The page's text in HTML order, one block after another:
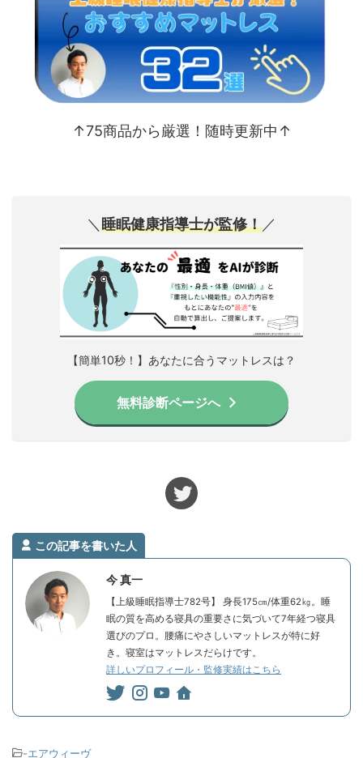
↑75商品から厳選！随時更新中↑
＼睡眠健康指導士が監修！／
【簡単10秒！】あなたに合うマットレスは？
無料診断ページへ
この記事を書いた人
今 真一
【上級睡眠指導士782号】 身長175㎝/体重62㎏。睡
眠の質を高める寝具の重要さに気づいて7年経つ寝具
選びのプロ。腰痛にやさしいマットレスが特に好
き。寝室はマットレスだらけです。
詳しいプロフィール・監修実績はこちら
-エアウィーヴ